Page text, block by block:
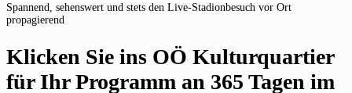
Spannend, sehenswert und stets den Live-Stadionbesuch vor Ort
propagierend
Klicken Sie ins OÖ Kulturquartier
für Ihr Programm an 365 Tagen im